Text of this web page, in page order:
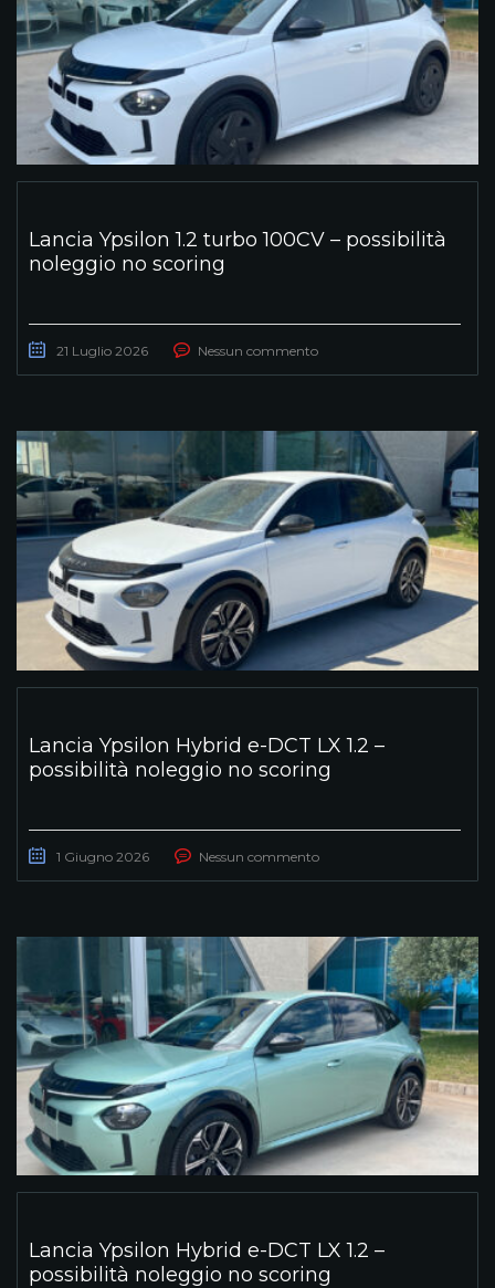
Lancia Ypsilon 1.2 turbo 100CV – possibilità
noleggio no scoring
21 Luglio 2026 Nessun commento
Lancia Ypsilon Hybrid e-DCT LX 1.2 –
possibilità noleggio no scoring
1 Giugno 2026 Nessun commento
Lancia Ypsilon Hybrid e-DCT LX 1.2 –
possibilità noleggio no scoring